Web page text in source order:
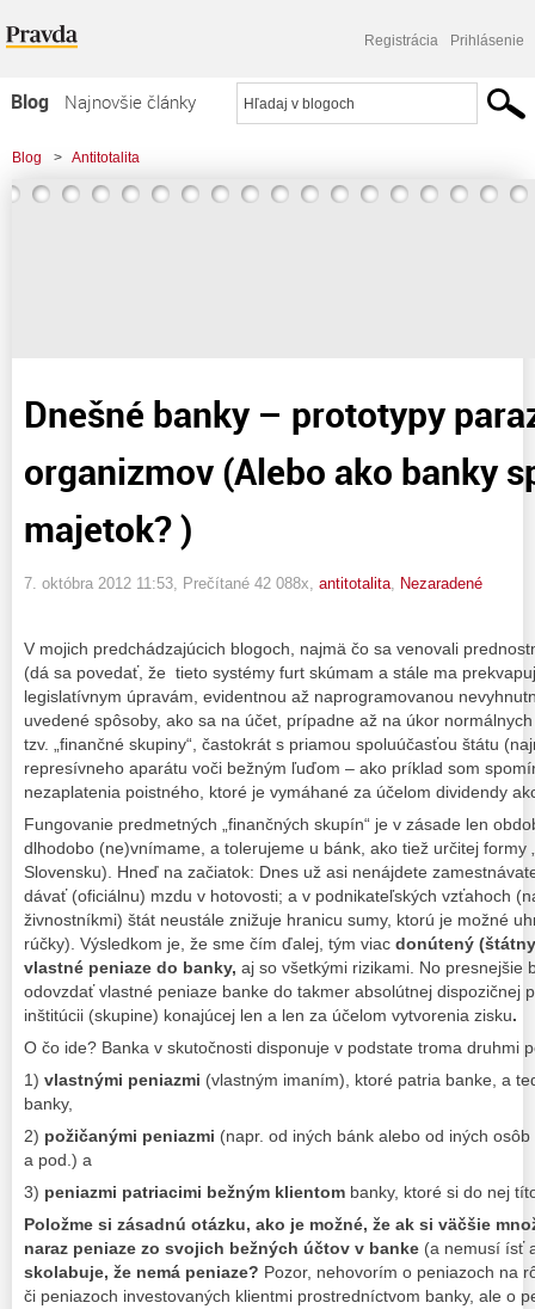
Registrácia Prihlásenie
Blog
Najnovšie články
Najčítanejšie články
Najkomentovanejšie články
Blog > Antitotalita
> Dnešné banky – prototypy parazitujúcich organizmov (Alebo ako banky
Dnešné banky – prototypy
organizmov (Alebo ako banky
majetok? )
7. októbra 2012 11:53 , Prečítané 42 088x, antitotalita Nezaradené
V mojich predchádzajúcich blogoch, najmä čo sa venovali
(dá sa povedať, že tieto systémy furt skúmam a stále ma
legislatívnym úpravám, evidentnou až naprogramovanou
uvedené spôsoby, ako sa na účet, prípadne až na úkor
tzv. „finančné skupiny“, častokrát s priamou spoluúčasťou štátu
represívneho aparátu voči bežným ľuďom – ako príklad som
nezaplatenia poistného, ktoré je vymáhané za účelom dividendy
Fungovanie predmetných „finančných skupín“ je v zásade len
dlhodobo (ne)vnímame, a tolerujeme u bánk, ako tiež určitej formy
Slovensku). Hneď na začiatok: Dnes už asi nenájdete
dávať (oficiálnu) mzdu v hotovosti; a v podnikateľských vzťahoch
živnostníkmi) štát neustále znižuje hranicu sumy, ktorú je možné
rúčky). Výsledkom je, že sme čím ďalej, tým viac donútený
vlastné peniaze do banky, aj so všetkými rizikami. No presnejšie
odovzdať vlastné peniaze banke do takmer absolútnej dispozičnej
inštitúcii (skupine) konajúcej len a len za účelom vytvorenia zisku.
O čo ide? Banka v skutočnosti disponuje v podstate troma druhmi
1) vlastnými peniazmi (vlastným imaním), ktoré patria banke, a
banky,
2) požičanými peniazmi (napr. od iných bánk alebo od iných
a pod.) a
3) peniazmi patriacimi bežným klientom banky, ktoré si do nej
Položme si zásadnú otázku, ako je možné, že ak si väčšie
naraz peniaze zo svojich bežných účtov v banke (a nemusí ísť
skolabuje, že nemá peniaze? Pozor, nehovorím o peniazoch na
či peniazoch investovaných klientmi prostredníctvom banky, ale o